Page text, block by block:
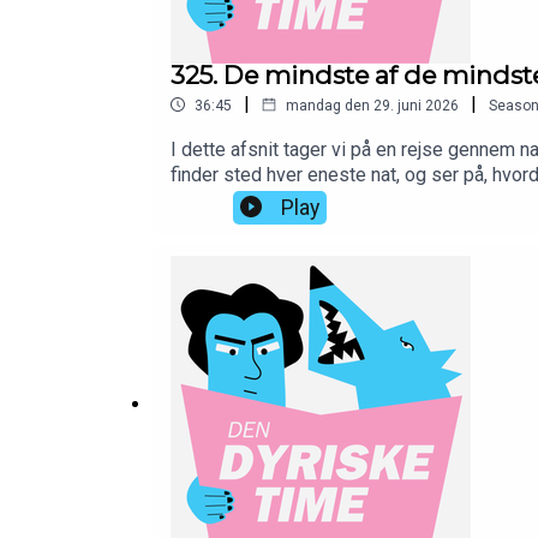
33:08 - Svampe og stråling, wtf?
37:58 - De hurtige nyheder
40:48 - Ugens velfunderede fejl
44:39 - Ugens dyrequiz
51:24 - Ugens ikke-spørgsmål fra lytterne
325. De mindste af de
36:45 | mandag den 29. juni 2026 | Season
I dette afsnit tager vi på en rejse gennem
finder sted hver eneste nat, og ser på,
Timmy.—Skriv jer op på www.10er.dk og
instagram.com/dendyrisketimeMBK:
Play